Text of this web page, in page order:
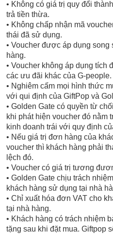
• Không có giá trị quy đổi
trả tiền thừa.
• Không chấp nhận mã
thái đã sử dụng.
• Voucher được áp dụng
hàng.
• Voucher không áp dụng tích
các ưu đãi khác của G-people.
• Nghiêm cấm mọi hình thức
với qui định của GiftPop và
• Golden Gate có quyền từ
khi phát hiện voucher đó nằm
kinh doanh trái với quy định
• Nếu giá trị đơn hàng của
voucher thì khách hàng phải
lệch đó.
• Voucher có giá trị tương
• Golden Gate chịu trách
khách hàng sử dụng tại nhà
• Chỉ xuất hóa đơn VAT cho
tại nhà hàng.
• Khách hàng có trách nhiệm
tặng sau khi đặt mua. Giftpop